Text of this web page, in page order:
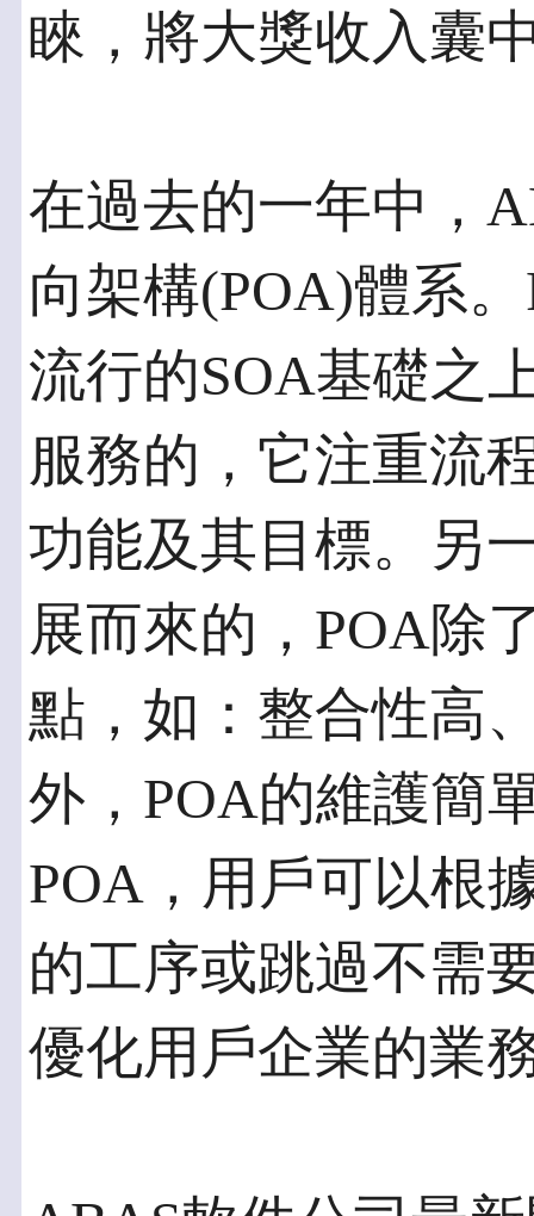
睞，將大獎收入囊
在過去的一年中，
向架構(POA)體系
流行的SOA基礎之
服務的，它注重流
功能及其目標。另
展而來的，POA除
點，如：整合性高
外，POA的維護簡
POA，用戶可以根
的工序或跳過不需
優化用戶企業的業